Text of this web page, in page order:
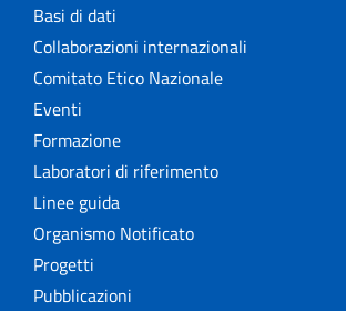
Basi di dati
Collaborazioni internazionali
Comitato Etico Nazionale
Eventi
Formazione
Laboratori di riferimento
Linee guida
Organismo Notificato
Progetti
Pubblicazioni